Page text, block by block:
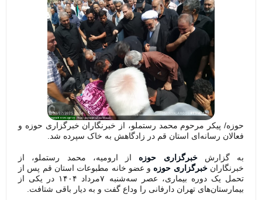
حوزه/ پیکر مرحوم محمد رستملو، از خبرنگاران خبرگزاری حوزه و
فعالان رسانه‌ای استان قم در زادگاهش به خاک سپرده شد.
به گزارشخبرگزاری حوزه از ارومیه، محمد رستملو، از
خبرنگارانخبرگزاری حوزه و عضو خانه مطبوعات استان قم پس از
تحمل یک دوره بیماری، عصر سه‌شنبه ۷‌مرداد ۱۴۰۴ در یکی از
بیمارستان‌های تهران دارفانی را وداع گفت و به دیار باقی شتافت.